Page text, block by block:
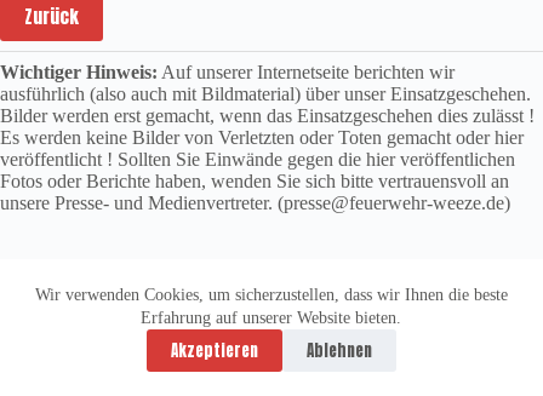
Wir verwenden Cookies, um sicherzustellen, dass wir Ihnen die beste
Erfahrung auf unserer Website bieten.
Akzeptieren Ablehnen
Zurück
Wichtiger Hinweis: Auf unserer Internetseite berichten wir
ausführlich (also auch mit Bildmaterial) über unser Einsatzgeschehen.
Bilder werden erst gemacht, wenn das Einsatzgeschehen dies zulässt !
Es werden keine Bilder von Verletzten oder Toten gemacht oder hier
veröffentlicht ! Sollten Sie Einwände gegen die hier veröffentlichen
Fotos oder Berichte haben, wenden Sie sich bitte vertrauensvoll an
unsere Presse- und Medienvertreter. (presse@feuerwehr-weeze.de)
Datenschutzerklärung
Impressum
Copyright © 2026 -
vitolution